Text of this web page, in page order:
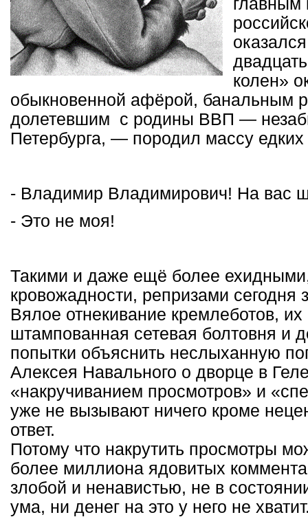
главным
колен»
обыкновенной афёрой, банальным
долетевшим с родины ВВП —
Петербурга, — породил массу
- Владимир Владимирович! На вас
- Это не моя!
Такими и даже ещё более
кровожадности, репризами сегодня
Вялое отнекивание кремлеботов,
штампованная сетевая болтовня и
попытки объяснить неслыханную
Алексея Навального о дворце в
«накручиванием просмотров» и
уже не вызывают ничего кроме
ответ.
Потому что накрутить просмотры
более миллиона ядовитых
злобой и ненавистью, не в
ума, ни денег на это у него не